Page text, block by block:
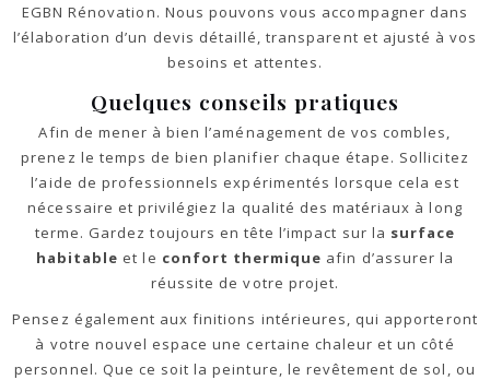
EGBN Rénovation. Nous pouvons vous accompagner dans
l’élaboration d’un devis détaillé, transparent et ajusté à vos
besoins et attentes.
Quelques conseils pratiques
Afin de mener à bien l’aménagement de vos combles,
prenez le temps de bien planifier chaque étape. Sollicitez
l’aide de professionnels expérimentés lorsque cela est
nécessaire et privilégiez la qualité des matériaux à long
terme. Gardez toujours en tête l’impact sur la surface
habitable et le confort thermique afin d’assurer la
réussite de votre projet.
Pensez également aux finitions intérieures, qui apporteront
à votre nouvel espace une certaine chaleur et un côté
personnel. Que ce soit la peinture, le revêtement de sol, ou